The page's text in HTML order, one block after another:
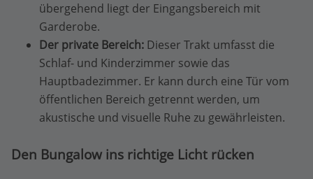
übergehend liegt der Eingangsbereich mit
Garderobe.
Der private Bereich: Dieser Trakt umfasst die
Schlaf- und Kinderzimmer sowie das
Hauptbadezimmer. Er kann durch eine Tür vom
öffentlichen Bereich getrennt werden, um
akustische und visuelle Ruhe zu gewährleisten.
Den Bungalow ins richtige Licht rücken